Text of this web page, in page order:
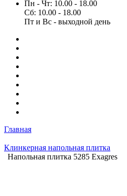
Пн - Чт: 10.00 - 18.00
Сб: 10.00 - 18.00
Пт и Вс - выходной день
Главная
Клинкерная напольная плитка
Напольная плитка 5285 Exagres